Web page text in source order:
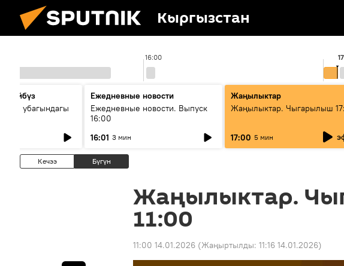
Кыргызстан
16:00
өз убагындагы
Ежедневные новости
Ежедневные новости. Выпуск
16:00
16:01 3 мин
Жаңылыктар
Жаңылыктар. Чыгарылыш
17:00 5 мин
Кечээ Бүгүн
Жаңылыктар.
11:00
11:00 14.01.2026 (Жаңыртылды: 11:16 14.01.2026)